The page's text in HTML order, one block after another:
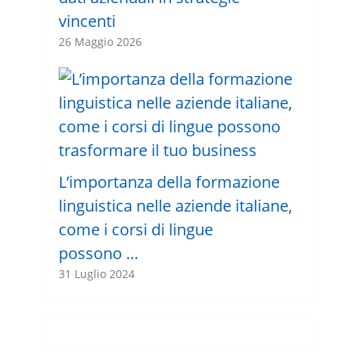
vincenti
26 Maggio 2026
L’importanza della formazione
linguistica nelle aziende italiane,
come i corsi di lingue
possono …
31 Luglio 2024